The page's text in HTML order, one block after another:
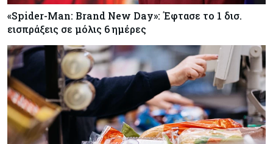
«Spider-Man: Brand New Day»: Έφτασε το 1 δισ.
εισπράξεις σε μόλις 6 ημέρες